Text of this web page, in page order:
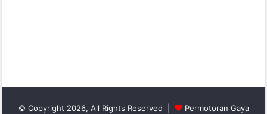
© Copyright 2026, All Rights Reserved |
Permotoran Gaya